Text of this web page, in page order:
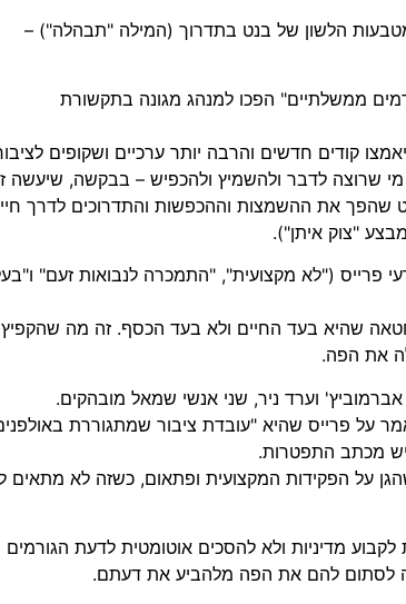
הלשון של בנט בתדרוך (המילה "תבהלה") –
ממשלתיים" הפכו למנהג מגונה בתקשורת
קודים חדשים והרבה יותר ערכיים ושקופים
שרוצה לדבר ולהשמיץ ולהכפיש – בבקשה, שיעשה
שהפך את ההשמצות וההכפשות והתדרוכים לדרך
"צוק איתן").
פרייס ("לא מקצועית", "התמכרה לנבואות זעם"
שהיא בעד החיים ולא בעד הכסף. זה מה שהקפיץ
את הפה.
וערד ניר, שני אנשי שמאל מובהקים.
על פרייס שהיא "עובדת ציבור שמתגוררת
מכתב התפטרות.
על הפקידות המקצועית ופתאום, כשזה לא מתאים
מדיניות ולא להסכים אוטומטית לדעת הגורמים
לסתום להם את הפה מלהביע את דעתם.